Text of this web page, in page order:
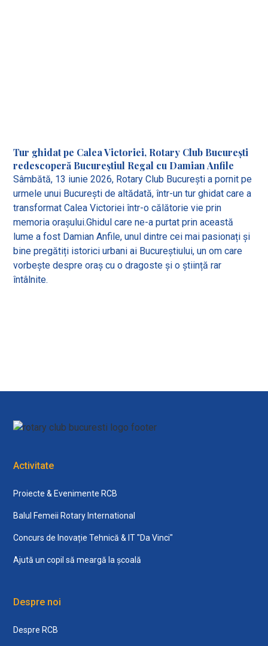
Tur ghidat pe Calea Victoriei, Rotary Club București
redescoperă Bucureștiul Regal cu Damian Anfile
Sâmbătă, 13 iunie 2026, Rotary Club București a pornit pe
urmele unui București de altădată, într-un tur ghidat care a
transformat Calea Victoriei într-o călătorie vie prin
memoria orașului.Ghidul care ne-a purtat prin această
lume a fost Damian Anfile, unul dintre cei mai pasionați și
bine pregătiți istorici urbani ai Bucureștiului, un om care
vorbește despre oraș cu o dragoste și o știință rar
întâlnite.
Activitate
Proiecte & Evenimente RCB
Balul Femeii Rotary International
Concurs de Inovație Tehnică & IT "Da Vinci"
Ajută un copil să meargă la școală
Despre noi
Despre RCB